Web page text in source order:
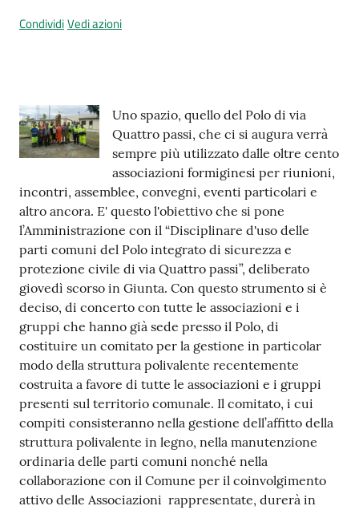
l
l
a
M
e
e
o
Tutti
gli
argomenti...
Seguici
su
CondividiVedi azioni
Contenuto
Uno spazio, quello del Polo di via
Quattro passi, che ci si augura verrà
sempre più utilizzato dalle oltre cento
associazioni formiginesi per riunioni,
incontri, assemblee, convegni, eventi particolari e
altro ancora. E' questo l'obiettivo che si pone
l’Amministrazione con il “Disciplinare d'uso delle
parti comuni del Polo integrato di sicurezza e
protezione civile di via Quattro passi”, deliberato
giovedì scorso in Giunta. Con questo strumento si è
deciso, di concerto con tutte le associazioni e i
gruppi che hanno già sede presso il Polo, di
costituire un comitato per la gestione in particolar
modo della struttura polivalente recentemente
costruita a favore di tutte le associazioni e i gruppi
presenti sul territorio comunale. Il comitato, i cui
compiti consisteranno nella gestione dell’affitto della
struttura polivalente in legno, nella manutenzione
ordinaria delle parti comuni nonché nella
collaborazione con il Comune per il coinvolgimento
attivo delle Associazioni rappresentate, durerà in